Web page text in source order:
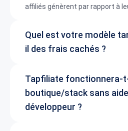
affiliés génèrent par rapport à
Quel est votre modèle
il des frais cachés ?
Tapfiliate fonctionnera-
boutique/stack sans aide
développeur ?